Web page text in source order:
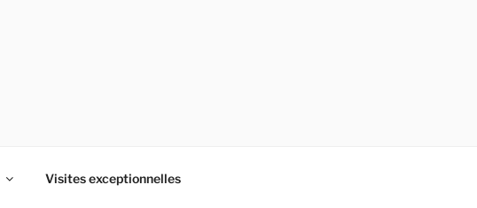
Visites exceptionnelles